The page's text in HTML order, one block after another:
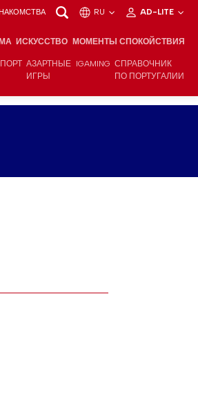
RU AD-LITE
ИСКУССТВО МОМЕНТЫ СПОКОЙСТВИЯ
АЗАРТНЫЕ
ИГРЫ
IGAMING СПРАВОЧНИК
ПО ПОРТУГАЛИИ